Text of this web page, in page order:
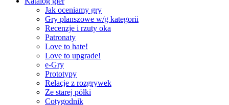
Jak oceniamy gry
Gry planszowe w/g kategorii
Recenzje i rzuty oka
Patronaty
Love to hate!
Love to upgrade!
e-Gry
Prototypy
Relacje z rozgrywek
Ze starej półki
Cotygodnik